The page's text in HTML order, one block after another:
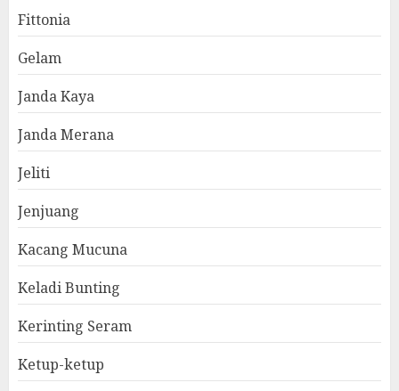
Fittonia
Gelam
Janda Kaya
Janda Merana
Jeliti
Jenjuang
Kacang Mucuna
Keladi Bunting
Kerinting Seram
Ketup-ketup